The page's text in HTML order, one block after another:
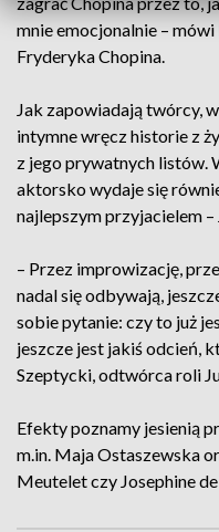
mnie emocjonalnie –
Fryderyka Chopina.
Jak zapowiadają twórcy,
intymne wręcz historie z
z jego prywatnych listów.
aktorsko wydaje się
najlepszym przyjacielem –
– Przez improwizację,
nadal się odbywają,
sobie pytanie: czy to już
jeszcze jest jakiś odcień,
Szeptycki, odtwórca roli
Efekty poznamy jesienią
m.in. Maja Ostaszewska
Meutelet czy Josephine